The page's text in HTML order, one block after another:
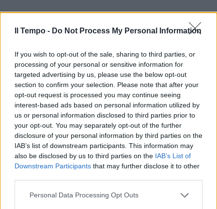
Il Tempo - Do Not Process My Personal Information
If you wish to opt-out of the sale, sharing to third parties, or
processing of your personal or sensitive information for
targeted advertising by us, please use the below opt-out
section to confirm your selection. Please note that after your
opt-out request is processed you may continue seeing
interest-based ads based on personal information utilized by
us or personal information disclosed to third parties prior to
your opt-out. You may separately opt-out of the further
disclosure of your personal information by third parties on the
IAB’s list of downstream participants. This information may
also be disclosed by us to third parties on the IAB’s List of
Downstream Participants that may further disclose it to other
Personal Data Processing Opt Outs
Emozioni e politica. Appunti
contro la palude
Intanto la partita dell’energia vede un
probabile successo del governo, incrociato
con un comportamento comunque avaro
dell’Ue. È semplicemente incredibile che
Bruxelles sia rimasta inerte finora,